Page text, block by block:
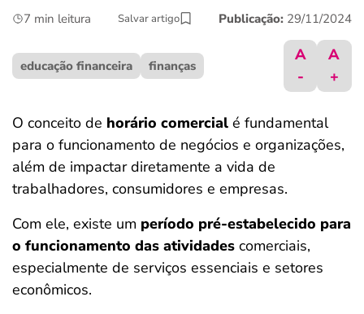
últimas notícias
ferramentas
7 min leitura Salvar artigo Publicação: 29/11/2024
educação financeira finanças
A
-
A
+
O conceito de horário comercial é fundamental
para o funcionamento de negócios e organizações,
além de impactar diretamente a vida de
trabalhadores, consumidores e empresas.
Com ele, existe um período pré-estabelecido para
o funcionamento das atividades comerciais,
especialmente de serviços essenciais e setores
econômicos.